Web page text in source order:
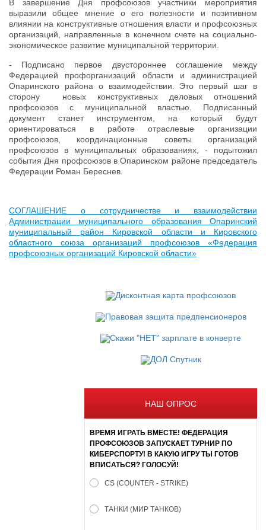
В завершение Дня профсоюзов участники мероприятия
выразили общее мнение о его полезности и позитивном
влиянии на конструктивные отношения власти и профсоюзных
организаций, направленные в конечном счете на социально-
экономическое развитие муниципальной территории.
- Подписано первое двустороннее соглашение между
Федерацией профорганизаций области и администрацией
Опаринского района о взаимодействии. Это первый шаг в
сторону новых конструктивных деловых отношений
профсоюзов с муниципальной властью. Подписанный
документ станет инструментом, на который будут
ориентироваться в работе отраслевые организации
профсоюзов, координационные советы организаций
профсоюзов в муниципальных образованиях, - подытожил
события Дня профсоюзов в Опаринском районе председатель
Федерации Роман Береснев.
СОГЛАШЕНИЕ о сотрудничестве и взаимодействии
Администрации муниципального образования Опаринский
муниципальный район Кировской области и Кировского
областного союза организаций профсоюзов «Федерация
профсоюзных организаций Кировской области»
НАШ ОПРОС
ВРЕМЯ ИГРАТЬ ВМЕСТЕ! ФЕДЕРАЦИЯ
ПРОФСОЮЗОВ ЗАПУСКАЕТ ТУРНИР ПО
КИБЕРСПОРТУ! В КАКУЮ ИГРУ ТЫ ГОТОВ
ВПИСАТЬСЯ? ГОЛОСУЙ!
CS (COUNTER - STRIKE)
ТАНКИ (МИР ТАНКОВ)